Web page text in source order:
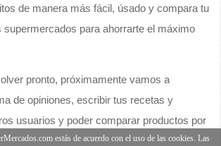
de manera más fácil, úsado y compara tu
supermercados para ahorrarte el máximo
pronto, próximamente vamos a
de opiniones, escribir tus recetas y
usuarios y poder comparar productos por
estás de acuerdo con el uso de las cookies. Las